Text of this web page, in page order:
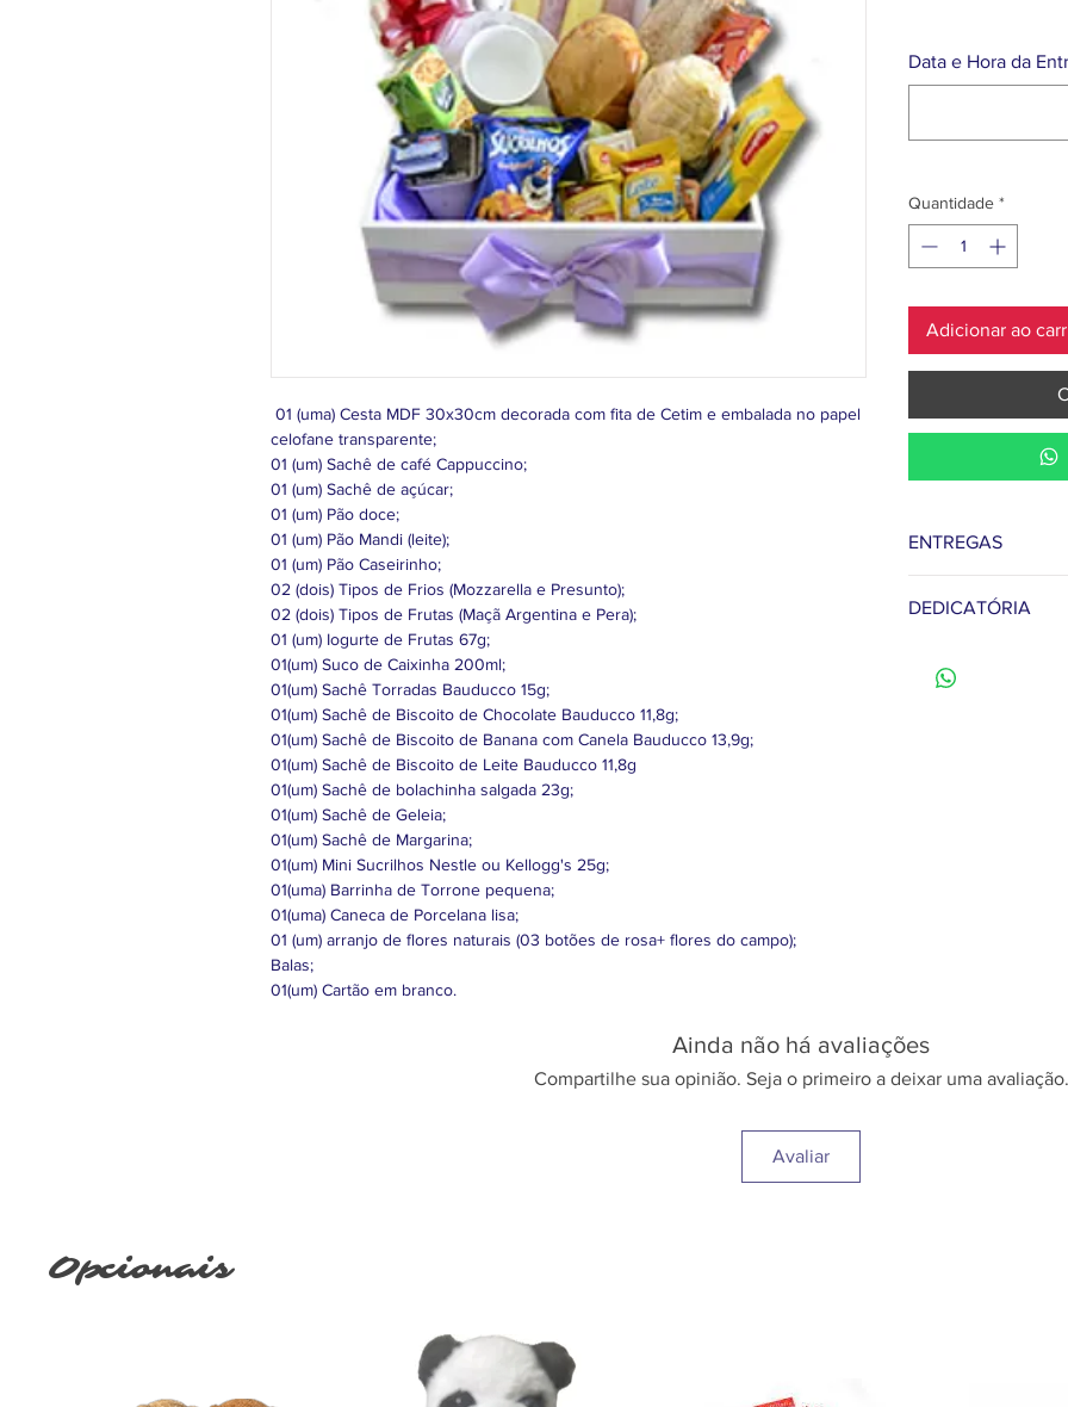
01 (uma) Cesta MDF 30x30cm decorada com fita de Cetim e embalada no papel
celofane transparente;
01 (um) Sachê de café Cappuccino;
01 (um) Sachê de açúcar;
01 (um) Pão doce;
01 (um) Pão Mandi (leite);
01 (um) Pão Caseirinho;
02 (dois) Tipos de Frios (Mozzarella e Presunto);
02 (dois) Tipos de Frutas (Maçã Argentina e Pera);
01 (um) Iogurte de Frutas 67g;
01(um) Suco de Caixinha 200ml;
01(um) Sachê Torradas Bauducco 15g;
01(um) Sachê de Biscoito de Chocolate Bauducco 11,8g;
01(um) Sachê de Biscoito de Banana com Canela Bauducco 13,9g;
01(um) Sachê de Biscoito de Leite Bauducco 11,8g
01(um) Sachê de bolachinha salgada 23g;
01(um) Sachê de Geleia;
01(um) Sachê de Margarina;
01(um) Mini Sucrilhos Nestle ou Kellogg's 25g;
01(uma) Barrinha de Torrone pequena;
01(uma) Caneca de Porcelana lisa;
01 (um) arranjo de flores naturais (03 botões de rosa+ flores do campo);
Balas;
01(um) Cartão em branco.
Data e Hora da
Quantidade *
Adicionar ao
ENTREGAS
Campo Grande.
ou (67) 3384-1212.
DEDICATÓRIA
se de inserir no
Ainda não há avaliações
Compartilhe sua opinião. Seja o primeiro a deixar uma avaliação.
Avaliar
Opcionais